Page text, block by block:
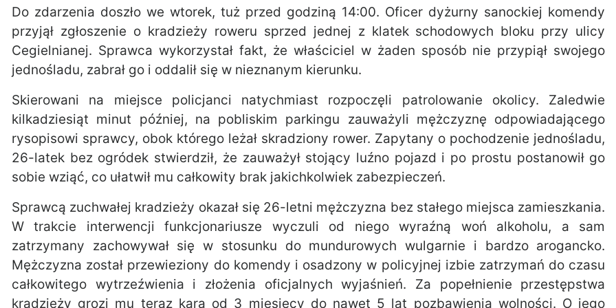
Do zdarzenia doszło we wtorek, tuż przed godziną 14:00. Oficer dyżurny sanockiej komendy
przyjął zgłoszenie o kradzieży roweru sprzed jednej z klatek schodowych bloku przy ulicy
Cegielnianej. Sprawca wykorzystał fakt, że właściciel w żaden sposób nie przypiął swojego
jednośladu, zabrał go i oddalił się w nieznanym kierunku.
Skierowani na miejsce policjanci natychmiast rozpoczęli patrolowanie okolicy. Zaledwie
kilkadziesiąt minut później, na pobliskim parkingu zauważyli mężczyznę odpowiadającego
rysopisowi sprawcy, obok którego leżał skradziony rower. Zapytany o pochodzenie jednośladu,
26-latek bez ogródek stwierdził, że zauważył stojący luźno pojazd i po prostu postanowił go
sobie wziąć, co ułatwił mu całkowity brak jakichkolwiek zabezpieczeń.
Sprawcą zuchwałej kradzieży okazał się 26-letni mężczyzna bez stałego miejsca zamieszkania.
W trakcie interwencji funkcjonariusze wyczuli od niego wyraźną woń alkoholu, a sam
zatrzymany zachowywał się w stosunku do mundurowych wulgarnie i bardzo arogancko.
Mężczyzna został przewieziony do komendy i osadzony w policyjnej izbie zatrzymań do czasu
całkowitego wytrzeźwienia i złożenia oficjalnych wyjaśnień. Za popełnienie przestępstwa
kradzieży grozi mu teraz kara od 3 miesięcy do nawet 5 lat pozbawienia wolności. O jego